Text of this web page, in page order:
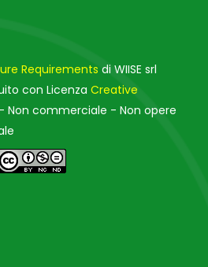
Requirements di WIISE srl
con Licenza Creative
- Non commerciale - Non opere